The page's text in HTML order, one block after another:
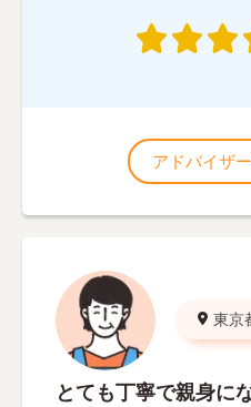
アドバイザ
東京
とても丁寧で親身に